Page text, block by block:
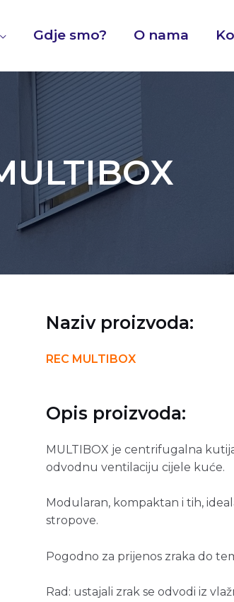
Gdje smo? O nama
Naziv proizvoda:
REC MULTIBOX
Opis proizvoda:
MULTIBOX je centrifugalna
odvodnu ventilaciju cijele kuće.
Modularan, kompaktan i tih,
stropove.
Pogodno za prijenos zraka do
Rad: ustajali zrak se odvodi iz